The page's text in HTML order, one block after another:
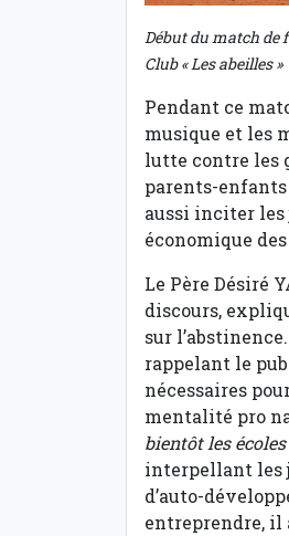
Début du match de
Club « Les abeilles »
Pendant ce
musique et les
lutte contre les
parents-enfants
aussi inciter les
économique
Le Père Désiré
discours,
sur
rappelant le
nécessaires
mentalité pro
bientôt les
interpellant les
d’auto-
entreprendre, il